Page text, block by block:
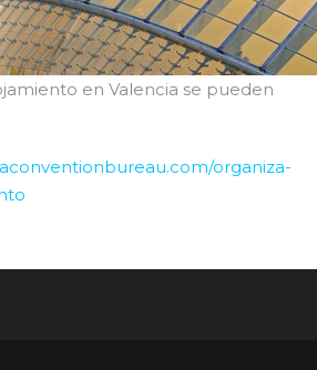
en Valencia se pueden
organiza-